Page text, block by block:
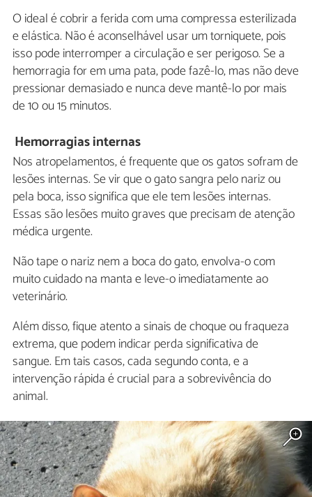
O ideal é cobrir a ferida com uma compressa esterilizada
e elástica. Não é aconselhável usar um torniquete, pois
isso pode interromper a circulação e ser perigoso. Se a
hemorragia for em uma pata, pode fazê-lo, mas não deve
pressionar demasiado e nunca deve mantê-lo por mais
de 10 ou 15 minutos.
Hemorragias internas
Nos atropelamentos, é frequente que os gatos sofram de
lesões internas. Se vir que o gato sangra pelo nariz ou
pela boca, isso significa que ele tem lesões internas.
Essas são lesões muito graves que precisam de atenção
médica urgente.
Não tape o nariz nem a boca do gato, envolva-o com
muito cuidado na manta e leve-o imediatamente ao
veterinário.
Além disso, fique atento a sinais de choque ou fraqueza
extrema, que podem indicar perda significativa de
sangue. Em tais casos, cada segundo conta, e a
intervenção rápida é crucial para a sobrevivência do
animal.